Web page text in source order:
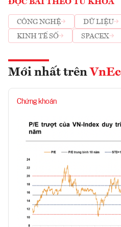
ĐỌC BÀI THEO TỪ KHOÁ
CÔNG NGHỆ DỮ LIỆU
KINH TẾ SỐ
SPACEX
Mới nhất trên
Chứng khoán